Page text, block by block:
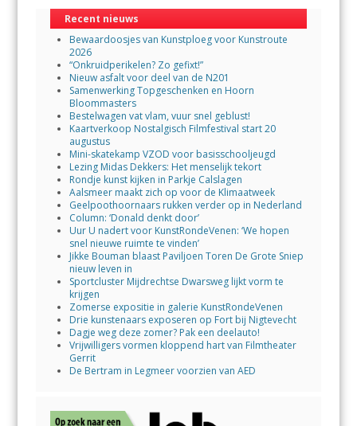
Recent nieuws
Bewaardoosjes van Kunstploeg voor Kunstroute
2026
“Onkruidperikelen? Zo gefixt!”
Nieuw asfalt voor deel van de N201
Samenwerking Topgeschenken en Hoorn
Bloommasters
Bestelwagen vat vlam, vuur snel geblust!
Kaartverkoop Nostalgisch Filmfestival start 20
augustus
Mini-skatekamp VZOD voor basisschooljeugd
Lezing Midas Dekkers: Het menselijk tekort
Rondje kunst kijken in Parkje Calslagen
Aalsmeer maakt zich op voor de Klimaatweek
Geelpoothoornaars rukken verder op in Nederland
Column: ‘Donald denkt door’
Uur U nadert voor KunstRondeVenen: ‘We hopen
snel nieuwe ruimte te vinden’
Jikke Bouman blaast Paviljoen Toren De Grote Sniep
nieuw leven in
Sportcluster Mijdrechtse Dwarsweg lijkt vorm te
krijgen
Zomerse expositie in galerie KunstRondeVenen
Drie kunstenaars exposeren op Fort bij Nigtevecht
Dagje weg deze zomer? Pak een deelauto!
Vrijwilligers vormen kloppend hart van Filmtheater
Gerrit
De Bertram in Legmeer voorzien van AED